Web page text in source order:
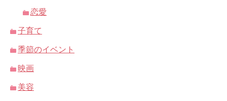
恋愛
子育て
季節のイベント
映画
美容